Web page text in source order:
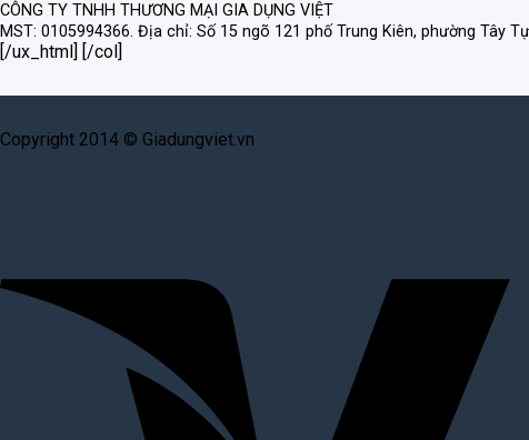
CÔNG TY TNHH THƯƠNG MẠI GIA DỤNG VIỆT
MST: 0105994366. Địa chỉ: Số 15 ngõ 121 phố Trung Kiên, phường Tây
[/ux_html] [/col]
Copyright 2014 © Giadungviet.vn